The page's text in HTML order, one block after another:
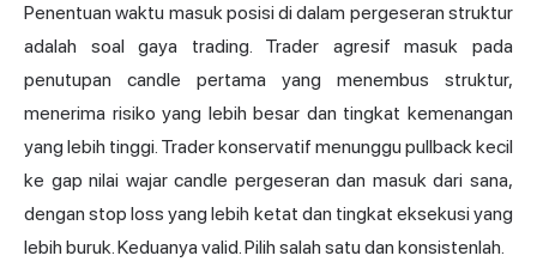
Penentuan waktu masuk posisi di dalam pergeseran struktur
adalah soal gaya trading. Trader agresif masuk pada
penutupan candle pertama yang menembus struktur,
menerima risiko yang lebih besar dan tingkat kemenangan
yang lebih tinggi. Trader konservatif menunggu pullback kecil
ke gap nilai wajar candle pergeseran dan masuk dari sana,
dengan stop loss yang lebih ketat dan tingkat eksekusi yang
lebih buruk. Keduanya valid. Pilih salah satu dan konsistenlah.